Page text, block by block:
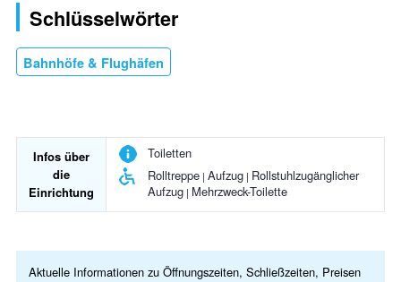
Schlüsselwörter
Bahnhöfe & Flughäfen
Infos über
die
Einrichtung
Toiletten
Rolltreppe Aufzug Rollstuhlzugänglicher
Aufzug Mehrzweck-Toilette
Aktuelle Informationen zu Öffnungszeiten, Schließzeiten, Preisen